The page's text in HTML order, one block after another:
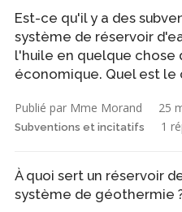
Est-ce qu'il y a des
système de réservoir
l'huile en quelque
économique. Quel est le
Publié par Mme Morand 25
Subventions et incitatifs 1
À quoi sert un réservoir
système de géothermie